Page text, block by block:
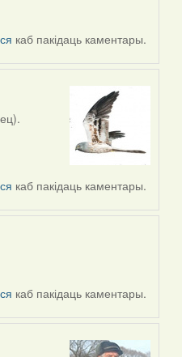
каб пакідаць каментары.
каб пакідаць каментары.
каб пакідаць каментары.